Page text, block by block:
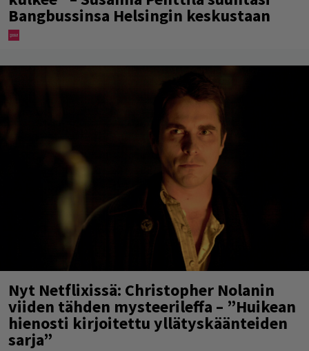
Bangbussinsa Helsingin keskustaan
Nyt Netflixissä: Christopher Nolanin
viiden tähden mysteerileffa – ”Huikean
hienosti kirjoitettu yllätyskäänteiden
sarja”